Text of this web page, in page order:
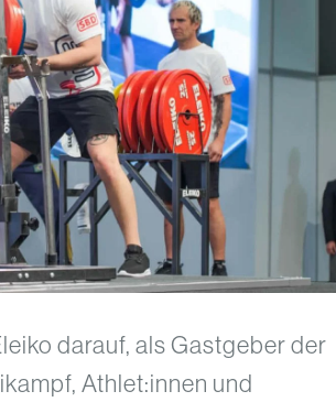
darauf, als Gastgeber der
Athlet:innen und